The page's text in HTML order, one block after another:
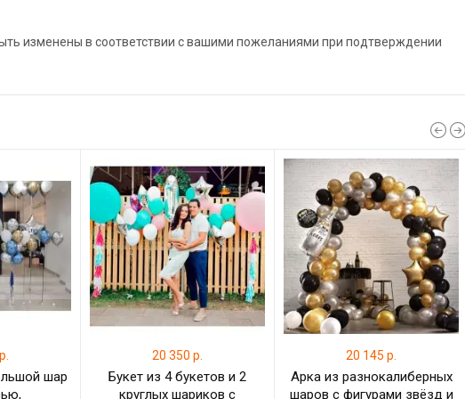
изменены в соответствии с вашими пожеланиями при подтверждении
шар
20 350 р.
Букет из 4 букетов и 2
круглых шариков с
20 145 р.
Арка из разнокалиберных
шаров с фигурами звёзд и